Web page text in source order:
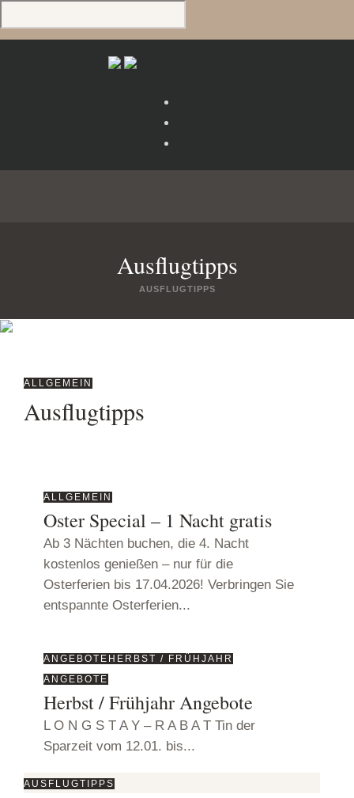
Ausflugtipps
AUSFLUGTIPPS
ALLGEMEIN
Ausflugtipps
ALLGEMEIN
Oster Special – 1 Nacht gratis
Ab 3 Nächten buchen, die 4. Nacht
kostenlos genießen – nur für die
Osterferien bis 17.04.2026! Verbringen Sie
entspannte Osterferien...
ANGEBOTE HERBST / FRÜHJAHR
ANGEBOTE
Herbst / Frühjahr Angebote
L O N G S T A Y – R A B A T Tin der
Sparzeit vom 12.01. bis...
AUSFLUGTIPPS